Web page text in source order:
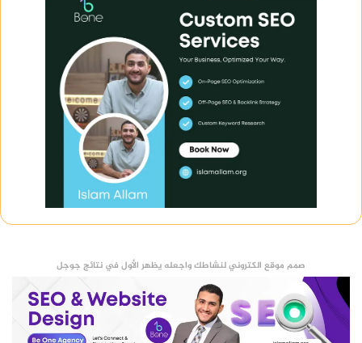
صمم موقع الكتروني لنشاطك واجعله يظهر الأول في نتائج جوجل